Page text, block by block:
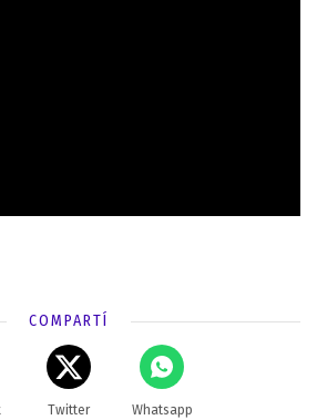
COMPARTÍ
Twitter Whatsapp